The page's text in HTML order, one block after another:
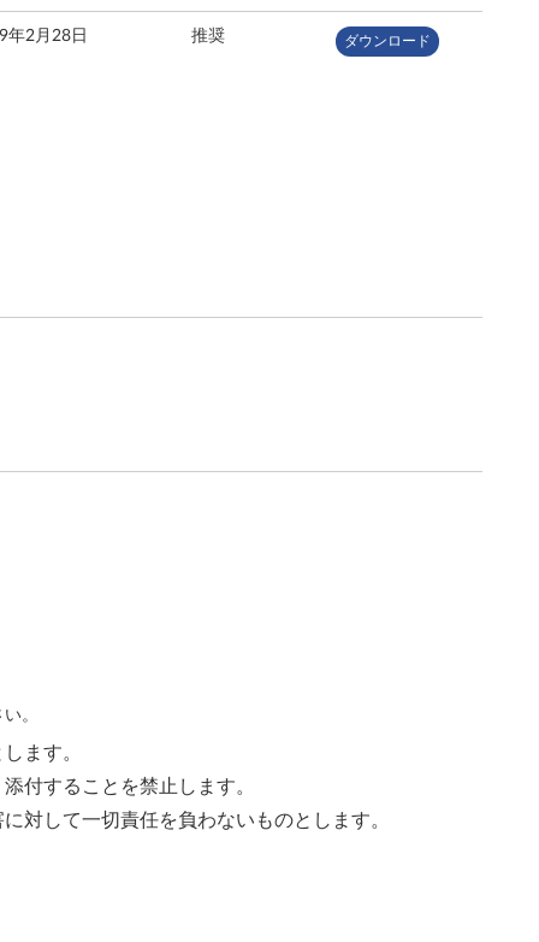
年2月28日 推奨 ダウンロード
。
ます。
付することを禁止します。
対して一切責任を負わないものとします。